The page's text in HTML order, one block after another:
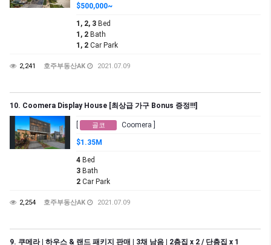
$500,000~
1, 2, 3 Bed
1, 2 Bath
1, 2 Car Park
2,241 호주부동산AK 2021.07.09
10. Coomera Display House [최상급 가구 Bonus 증정!!!]
골코 Coomera ]
$1.35M
4 Bed
3 Bath
2 Car Park
2,254 호주부동산AK 2021.07.09
9. 쿠메라 | 하우스 & 랜드 패키지 판매 | 3채 남음 | 2층집 x 2 / 단층집 x 1